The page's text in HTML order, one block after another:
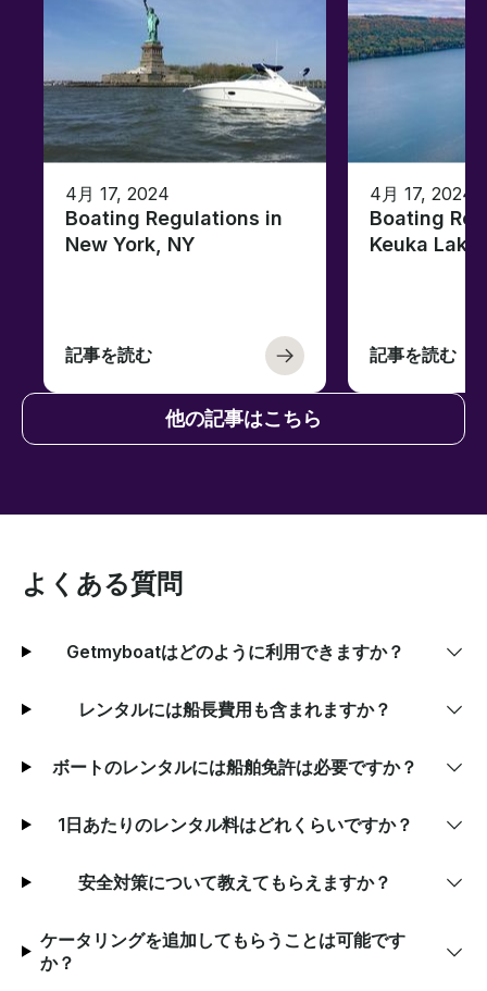
4月 17, 2024
Boating Regulations in
New York, NY
記事を読む
4月 17, 2024
Boating
Keuka
記事を読む
他の記事はこちら
よくある質問
Getmyboatはどのように利用できますか？
レンタルには船長費用も含まれますか？
ボートのレンタルには船舶免許は必要ですか？
1日あたりのレンタル料はどれくらいですか？
安全対策について教えてもらえますか？
ケータリングを追加してもらうことは可能です
か？